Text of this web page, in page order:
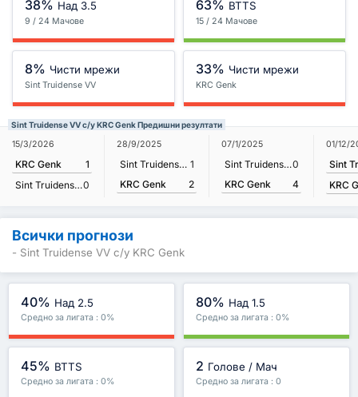
38% Над 3.5
9 / 24 Мачове
63% BTTS
15 / 24 Мачове
8% Чисти мрежи
Sint Truidense VV
33% Чисти мрежи
KRC Genk
Sint Truidense VV с/у KRC Genk Предишни резултати
15/3/2026
KRC Genk
1
Sint Truidense VV0
28/9/2025
Sint Truidense VV 1
KRC Genk
2
07/1/2025
Sint Truidense VV0
KRC Genk
4
01/12/
KRC
Всички прогнози
- Sint Truidense VV с/у KRC Genk
40% Над 2.5
Средно за лигата : 0%
80% Над 1.5
Средно за лигата : 0%
45% BTTS
Средно за лигата : 0%
2 Голове / Мач
Средно за лигата : 0